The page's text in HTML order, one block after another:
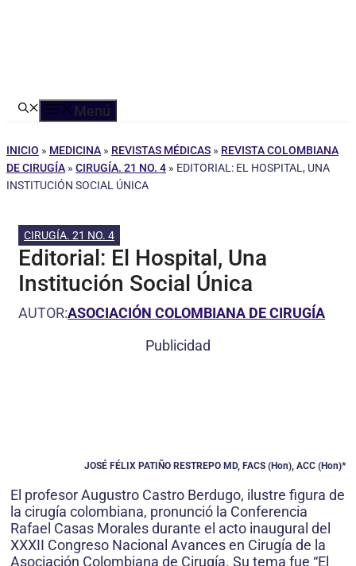
Menú
INICIO » MEDICINA » REVISTAS MÉDICAS » REVISTA COLOMBIANA
DE CIRUGÍA » CIRUGÍA. 21 NO. 4 » EDITORIAL: EL HOSPITAL, UNA
INSTITUCIÓN SOCIAL ÚNICA
CIRUGÍA. 21 NO. 4
Editorial: El Hospital, Una
Institución Social Única
AUTOR:ASOCIACIÓN COLOMBIANA DE CIRUGÍA
Publicidad
JOSÉ FÉLIX PATIÑO RESTREPO MD, FACS (Hon), ACC (Hon)*
El profesor Augustro Castro Berdugo, ilustre figura de
la cirugía colombiana, pronunció la Conferencia
Rafael Casas Morales durante el acto inaugural del
XXXII Congreso Nacional Avances en Cirugía de la
Asociación Colombiana de Cirugía. Su tema fue “El